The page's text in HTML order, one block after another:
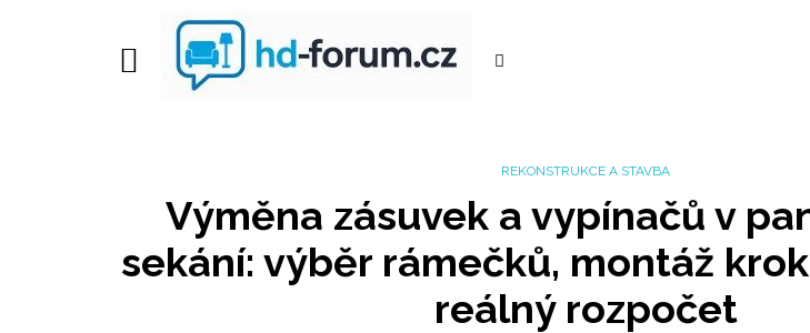
REKONSTRUKCE A STAVBA
Výměna zásuvek a vypínačů v
sekání: výběr rámečků, montáž
reálný rozpočet